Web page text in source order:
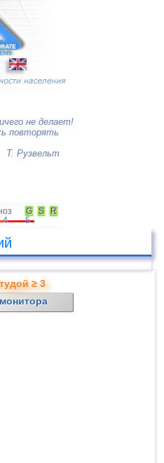
не делает!
повторять
Т. Рузвельт
G S
R
4 5
≥ 3